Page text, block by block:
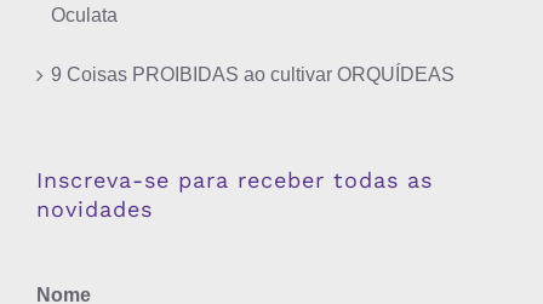
Oculata
9 Coisas PROIBIDAS ao cultivar ORQUÍDEAS
Inscreva-se para receber todas as
novidades
Nome